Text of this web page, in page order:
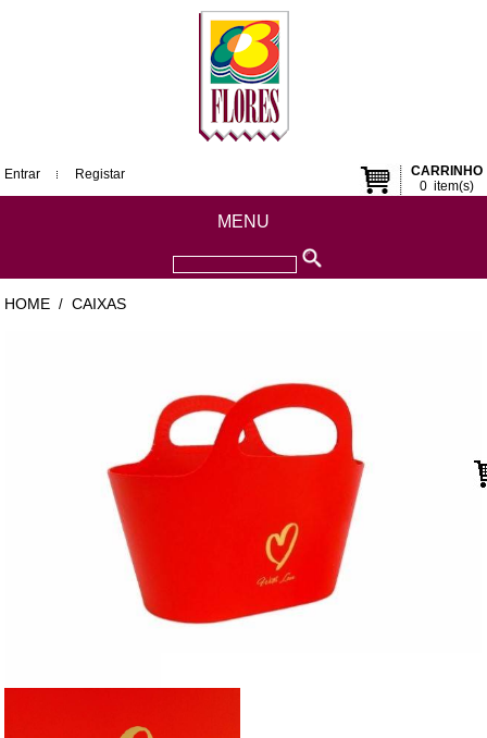
CARRINHO
0item(s)
Entrar Registar
MENU
HOME / CAIXAS